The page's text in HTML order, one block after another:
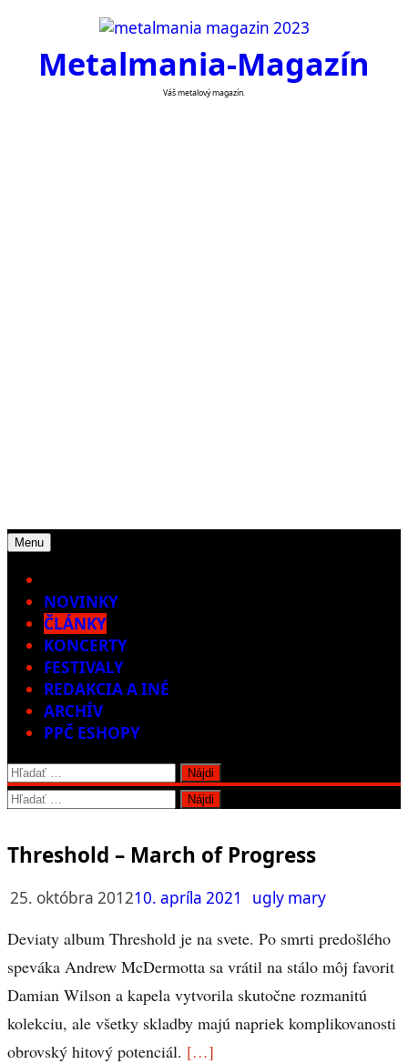
contentMetalmania-Magazín
Váš metalový magazín.
Menu
NOVINKY
ČLÁNKY
KONCERTY
FESTIVALY
REDAKCIA A INÉ
ARCHÍV
PPČ ESHOPY
Hľadať:
Hľadať:
ČLÁNKY
Threshold – March of Progress
25. októbra 201210. apríla 2021 ugly mary
Deviaty album Threshold je na svete. Po smrti predošlého
speváka Andrew McDermotta sa vrátil na stálo môj favorit
Damian Wilson a kapela vytvorila skutočne rozmanitú
kolekciu, ale všetky skladby majú napriek komplikovanosti
obrovský hitový potenciál. […]